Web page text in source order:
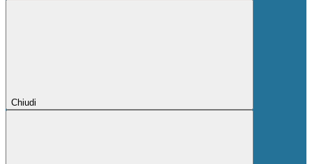
Chiudi